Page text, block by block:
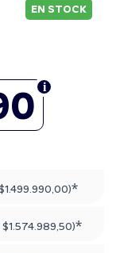
EN STOCK
)*
$1.574.989,50)*